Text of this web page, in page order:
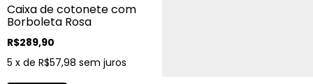
Caixa de cotonete com
Borboleta Rosa
R$289,90
5 x de R$57,98 sem juros